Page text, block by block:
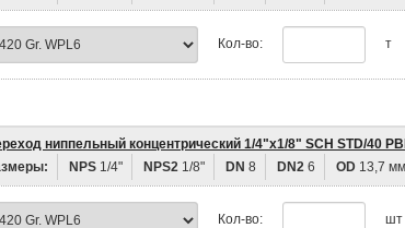
Кол-во: т
ниппельный концентрический 1/4"х1/8" SCH STD/40
NPS 1/4" NPS2 1/8" DN 8 DN2 6 OD 13,7 мм
Кол-во: шт